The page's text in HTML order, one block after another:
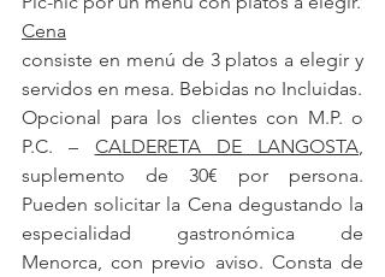
Cena
consiste en menú de 3 platos a elegir y
servidos en mesa. Bebidas no Incluidas.
Opcional para los clientes con M.P. o
P.C. – CALDERETA DE LANGOSTA
suplemento de 30€ por persona.
Pueden solicitar la Cena degustando la
especialidad gastronómica de
Menorca, con previo aviso. Consta de